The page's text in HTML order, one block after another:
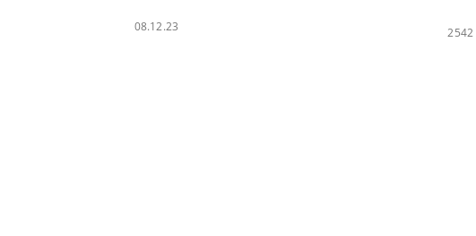
08.12.23 2542